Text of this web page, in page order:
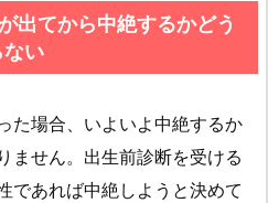
出てから中絶するかどう
い
た場合、いよいよ中絶するか
ません。出生前診断を受ける
であれば中絶しようと決めて